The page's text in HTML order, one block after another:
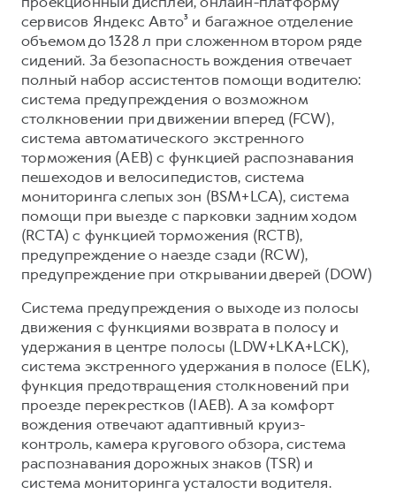
сервисов Яндекс Авто³ и багажное отделение
объемом до 1328 л при сложенном втором ряде
сидений. За безопасность вождения отвечает
полный набор ассистентов помощи водителю:
система предупреждения о возможном
столкновении при движении вперед (FCW),
система автоматического экстренного
торможения (AEB) с функцией распознавания
пешеходов и велосипедистов, система
мониторинга слепых зон (BSM+LCA), система
помощи при выезде с парковки задним ходом
(RCTA) с функцией торможения (RCTB),
предупреждение о наезде сзади (RCW),
предупреждение при открывании дверей (DOW)
Система предупреждения о выходе из полосы
движения с функциями возврата в полосу и
удержания в центре полосы (LDW+LKA+LCK),
система экстренного удержания в полосе (ELK),
функция предотвращения столкновений при
проезде перекрестков (IAEB). А за комфорт
вождения отвечают адаптивный круиз-
контроль, камера кругового обзора, система
распознавания дорожных знаков (TSR) и
система мониторинга усталости водителя.